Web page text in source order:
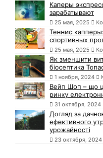
Каперы
зарабатывают
25 мая, 2025
Теннис
спортивных
25 мая, 2025
Як зменшити
біосептика
1 ноября, 2024
Вейп Шоп – що
ринку
31 октября, 2024
Догляд за
ефективного
урожайності
23 октября, 2024